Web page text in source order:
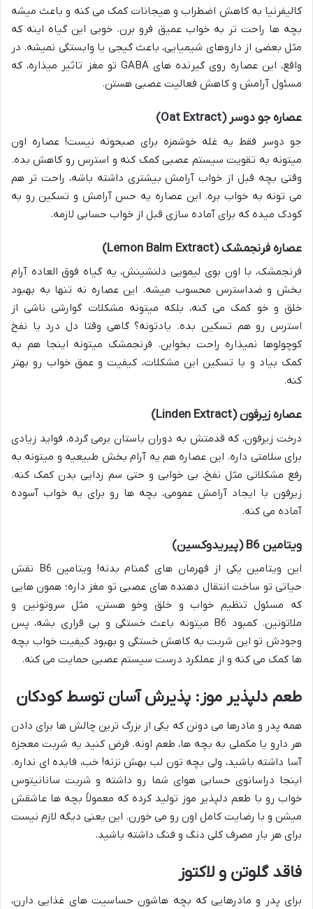
کالیفرنیا به کاهش اضطراب و هیجانات کمک می کنه و باعث میشه
بچه ها راحت تر به خواب عمیق فرو برن. خوبی این گیاه اینه که
مثل بعضی از داروهای شیمیایی، باعث گیجی یا وابستگی نمیشه. در
واقع، این عصاره روی گیرنده های GABA تو مغز تاثیر میذاره، که
مسئول آرامش و کاهش فعالیت عصبی هستن.
عصاره جو دوسر (Oat Extract)
جو دوسر فقط یه غله خوشمزه برای صبحونه نیست! عصاره اون
میتونه به تقویت سیستم عصبی کمک کنه و استرس رو کاهش بده.
وقتی بچه قبل از خواب آرامش بیشتری داشته باشه، راحت تر هم
می تونه به خواب بره. این عصاره یه حس آرامش و تسکین رو به
کودک میده که برای آماده سازی قبل از خواب حسابی لازمه.
عصاره فرنجمشک (Lemon Balm Extract)
فرنجمشک، با اون بوی لیمویی دلنشینش، یه گیاه فوق العاده آرام
بخش و ضداسترس محسوب میشه. این عصاره نه تنها به بهبود
خلق و خو کمک می کنه، بلکه میتونه مشکلات گوارشی ناشی از
استرس رو هم تسکین بده. یادتونه؟ گاهی وقتا دل درد یا نفخ
کوچولوها نمیذاره راحت بخوابن. فرنجمشک میتونه اینجا هم به
کمک بیاد و با تسکین این مشکلات، کیفیت و عمق خواب رو بهتر
کنه.
عصاره زیرفون (Linden Extract)
درخت زیرفون، که قدمتش به دوران باستان برمی گرده، فواید زیادی
برای سلامتی داره. این عصاره هم یه آرام بخش طبیعیه و میتونه به
رفع مشکلاتی مثل نفخ، بی خوابی و حتی سم زدایی بدن کمک کنه.
زیرفون با ایجاد آرامش عمومی، بچه ها رو برای یه خواب آسوده
آماده می کنه.
ویتامین B6 (پیریدوکسین)
این ویتامین یکی از قهرمان های گمنام بدنه! ویتامین B6 نقش
حیاتی تو ساخت انتقال دهنده های عصبی تو مغز داره؛ همون هایی
که مسئول تنظیم خواب و خلق وخو هستن، مثل سروتونین و
ملاتونین. کمبود B6 میتونه باعث خستگی و بی قراری بشه، پس
وجودش تو این شربت به کاهش خستگی و بهبود کیفیت خواب بچه
ها کمک می کنه و از عملکرد درست سیستم عصبی حمایت می کنه.
طعم دلپذیر موز: پذیرش آسان توسط کودکان
همه پدر و مادرها می دونن که یکی از بزرگ ترین چالش ها برای دادن
هر دارو یا مکملی به بچه ها، طعم اونه. فرض کنید یه شربت معجزه
آسا داشته باشید، ولی بچه تون لب بهش نزنه! خب، فایده ای نداره.
اینجا دراسانوی حسابی هوای شما رو داشته و شربت سانانیتوس
خواب رو با طعم دلپذیر موز تولید کرده که معمولاً بچه ها عاشقش
میشن و با رضایت کامل اون رو می خورن. این یعنی دیگه لازم نیست
برای هر بار مصرف کلی دنگ و فنگ داشته باشید.
فاقد گلوتن و لاکتوز
برای پدر و مادرهایی که بچه هاشون حساسیت های غذایی دارن،